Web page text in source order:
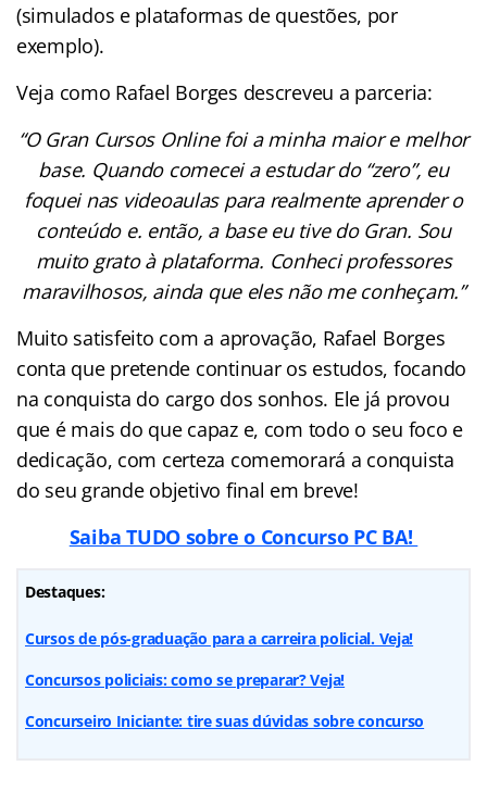
(simulados e plataformas de questões, por
exemplo).
Veja como Rafael Borges descreveu a parceria:
“O Gran Cursos Online foi a minha maior e melhor
base. Quando comecei a estudar do “zero”, eu
foquei nas videoaulas para realmente aprender o
conteúdo e. então, a base eu tive do Gran. Sou
muito grato à plataforma. Conheci professores
maravilhosos, ainda que eles não me conheçam.”
Muito satisfeito com a aprovação, Rafael Borges
conta que pretende continuar os estudos, focando
na conquista do cargo dos sonhos. Ele já provou
que é mais do que capaz e, com todo o seu foco e
dedicação, com certeza comemorará a conquista
do seu grande objetivo final em breve!
Saiba TUDO sobre o Concurso PC BA!
Destaques:
Cursos de pós-graduação para a carreira policial. Veja!
Concursos policiais: como se preparar? Veja!
Concurseiro Iniciante: tire suas dúvidas sobre concurso